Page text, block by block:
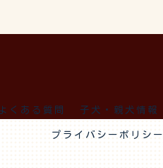
くある質問 子犬・親犬情報
プライバシーポリシー